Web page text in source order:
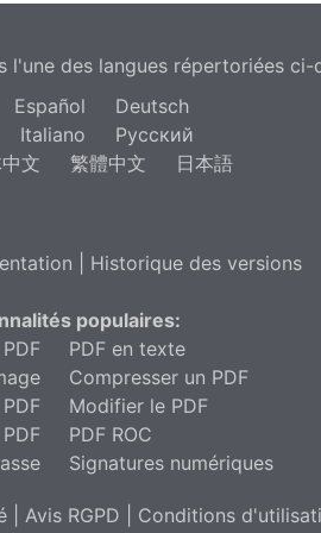
l'une des langues répertoriées ci-
Español
Deutsch
Italiano
Русский
文 繁體中文 日本語
Historique des versions
populaires:
PDF en texte
Compresser un PDF
Modifier le PDF
PDF ROC
Signatures numériques
| Avis RGPD
Conditions